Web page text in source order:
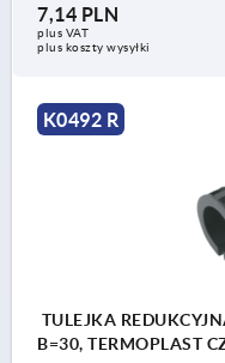
7,14 PLN
plus VAT
plus koszty wysyłki
K0492 R
TULEJKA
B=30, TERMOPLAST